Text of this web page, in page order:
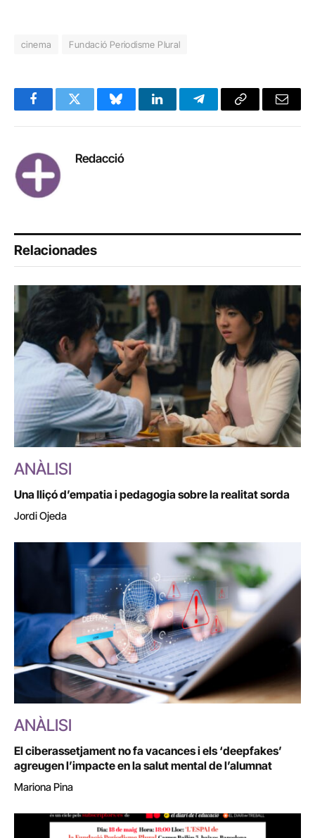
cinema Fundació Periodisme Plural
FacebookTwitter BlueskyLinkedInTelegramCopy
Email
Redacció
Relacionades
ANÀLISI
Una lliçó d’empatia i pedagogia sobre la realitat sorda
Jordi Ojeda
ANÀLISI
El ciberassetjament no fa vacances i els ‘deepfakes’
agreugen l’impacte en la salut mental de l’alumnat
Mariona Pina